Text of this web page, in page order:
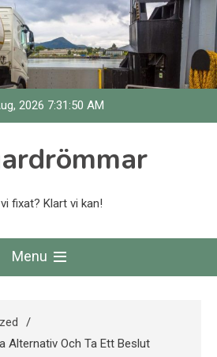
2026 7:31:51 AM
fixat? Klart vi kan!
Menu
Alternativ Och Ta Ett Beslut